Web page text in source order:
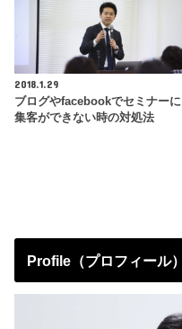
2018.1.29
ブログやfacebookでセミナーに
集客ができない時の対処法
Profile（プロフィール）